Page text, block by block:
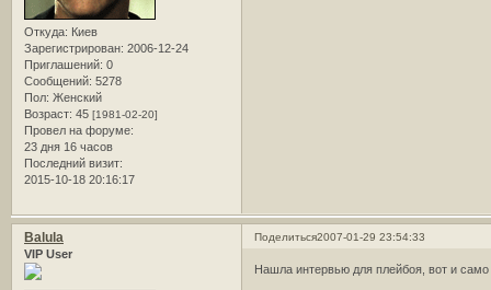
Откуда: Киев
Зарегистрирован: 2006-12-24
Приглашений: 0
Сообщений: 5278
Пол: Женский
Возраст: 45 [1981-02-20]
Провел на форуме:
23 дня 16 часов
Последний визит:
2015-10-18 20:16:17
Поделиться2007-01-29 23:54:33
Balula
VIP User
Нашла интервью для плейбоя, вот и